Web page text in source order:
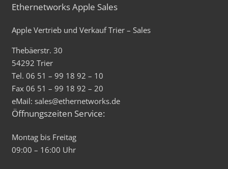
Ethernetworks Apple Sales
Apple Vertrieb und Verkauf Trier – Sales
Thebäerstr. 30
54292 Trier
Tel. 06 51 – 99 18 92 – 10
Fax 06 51 – 99 18 92 – 20
eMail: sales@ethernetworks.de
Öffnungszeiten Service:
Montag bis Freitag
09:00 – 16:00 Uhr